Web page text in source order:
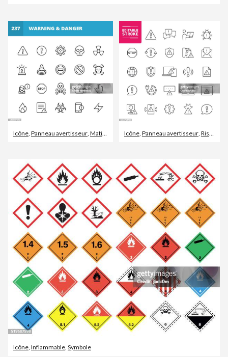
Icône Panneau avertisseur Matière nocive Icône, Panneau avertisseur, Risque
Icône Inflammable Symbole